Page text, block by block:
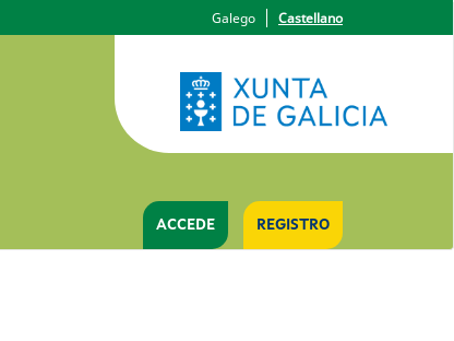
Galego Castellano
ACCEDE REGISTRO